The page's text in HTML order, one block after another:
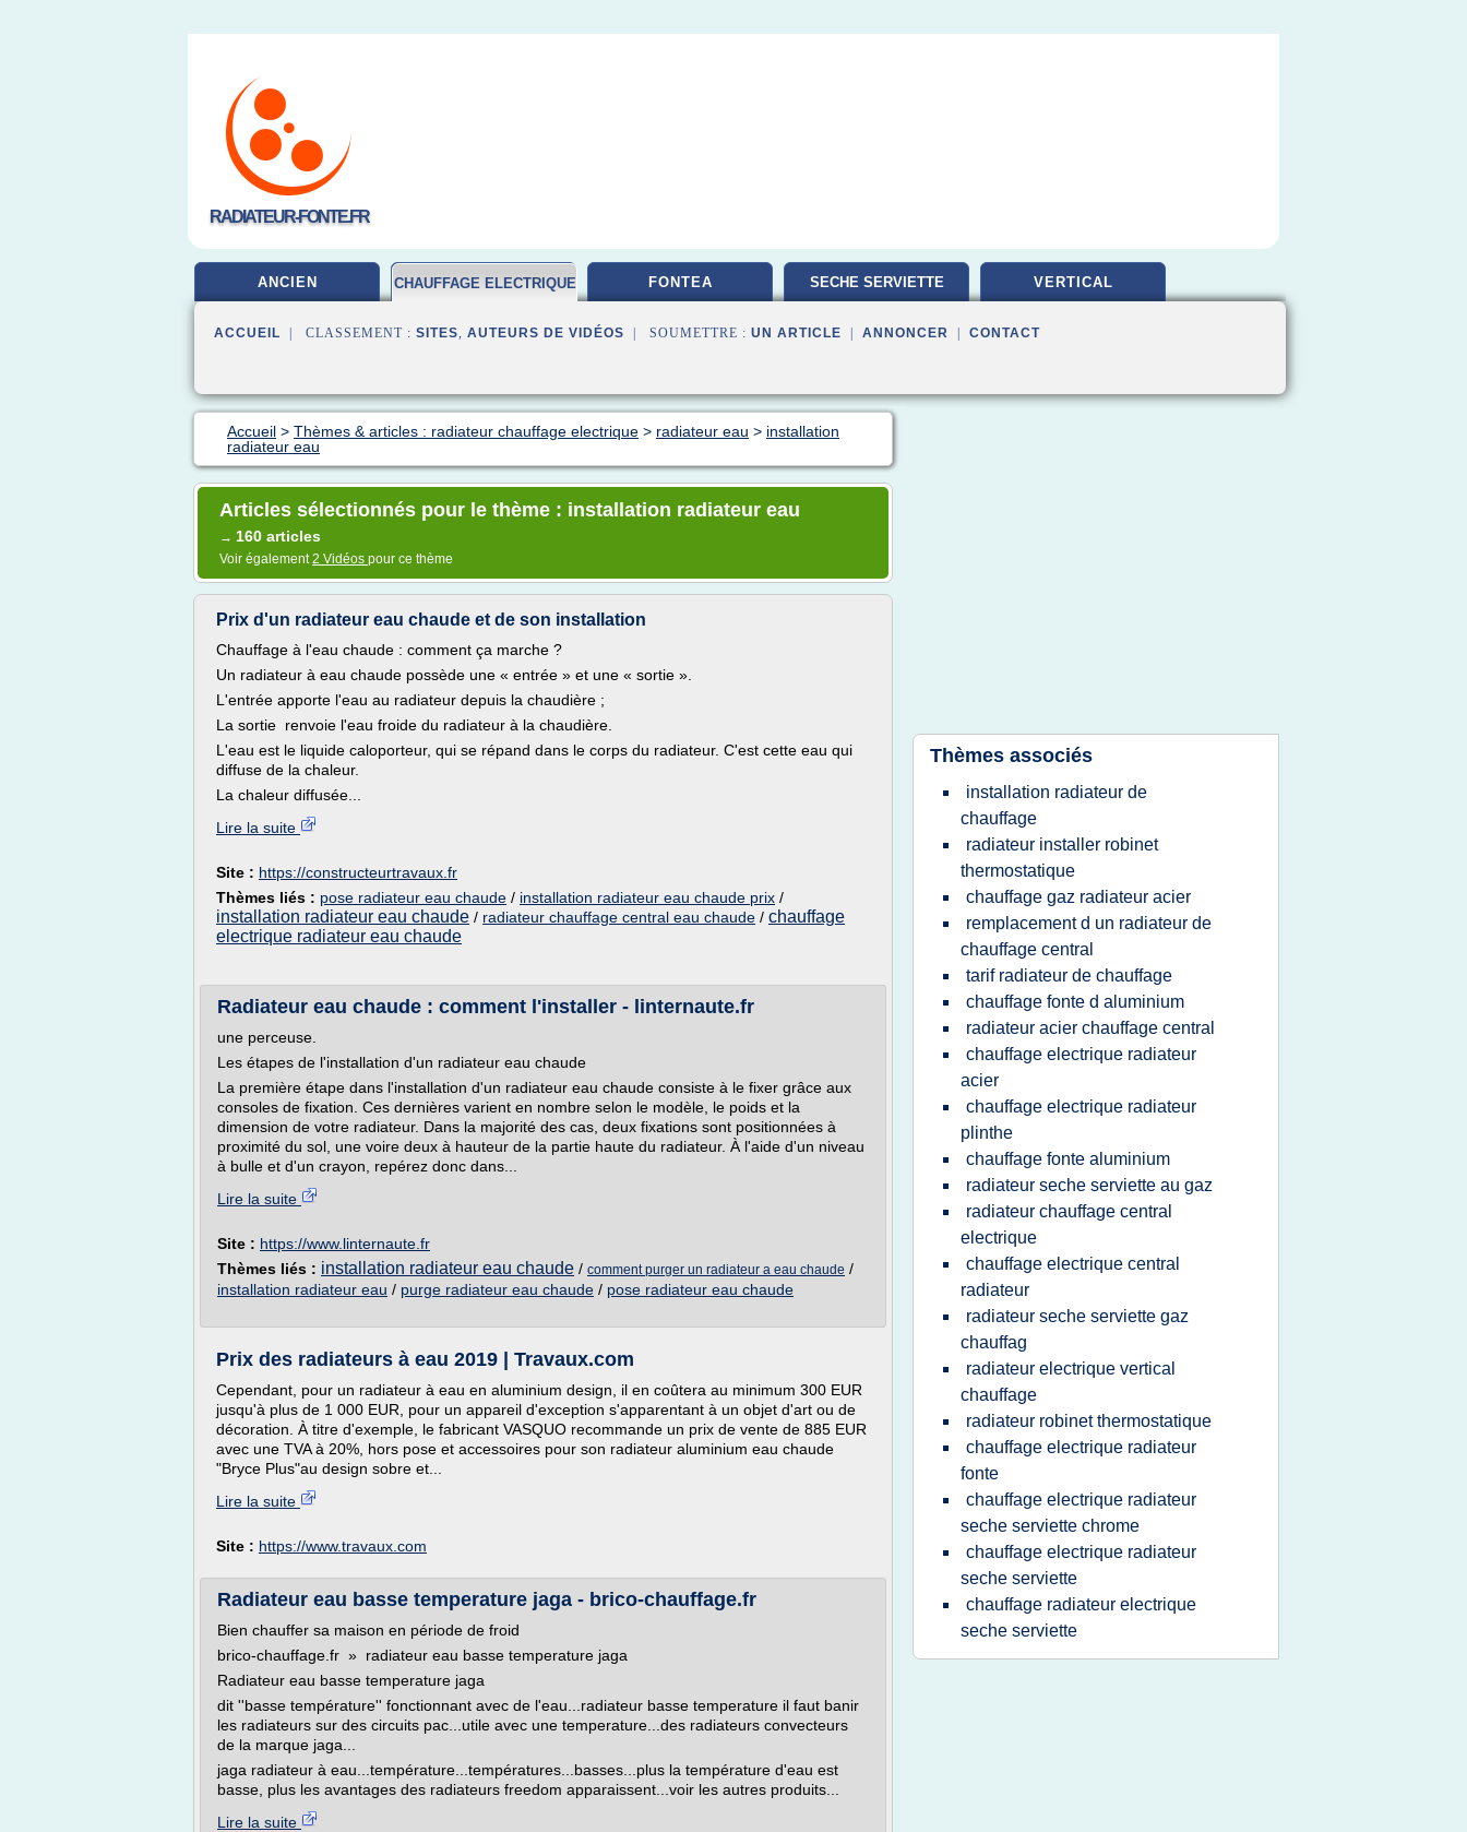
RADIATEUR-FONTE.FR
ANCIEN CHAUFFAGE ELECTRIQUE FONTEA SECHE SERVIETTE VERTICAL
ACCUEIL | CLASSEMENT : SITES, AUTEURS DE VIDÉOS | SOUMETTRE : UN ARTICLE ANNONCER CONTACT
Accueil > Thèmes & articles : radiateur chauffage electrique > radiateur eau > installation
radiateur eau
Articles sélectionnés pour le thème : installation radiateur eau
→ 160 articles
Voir également2 Vidéos pour ce thème
Prix d'un radiateur eau chaude et de son installation
Chauffage à l'eau chaude : comment ça marche ?
Un radiateur à eau chaude possède une « entrée » et une « sortie ».
L'entrée apporte l'eau au radiateur depuis la chaudière ;
La sortie renvoie l'eau froide du radiateur à la chaudière.
L'eau est le liquide caloporteur, qui se répand dans le corps du radiateur. C'est cette eau qui
diffuse de la chaleur.
La chaleur diffusée...
Lire la suite
Site : https://constructeurtravaux.fr
Thèmes liés : pose radiateur eau chaude / installation radiateur eau chaude prix /
installation radiateur eau chaude / radiateur chauffage central eau chaude / chauffage
electrique radiateur eau chaude
Radiateur eau chaude : comment l'installer - linternaute.fr
une perceuse.
Les étapes de l'installation d'un radiateur eau chaude
La première étape dans l'installation d'un radiateur eau chaude consiste à le fixer grâce aux
consoles de fixation. Ces dernières varient en nombre selon le modèle, le poids et la
dimension de votre radiateur. Dans la majorité des cas, deux fixations sont positionnées à
proximité du sol, une voire deux à hauteur de la partie haute du radiateur. À l'aide d'un niveau
à bulle et d'un crayon, repérez donc dans...
Lire la suite
Site : https://www.linternaute.fr
Thèmes liés : installation radiateur eau chaude / comment purger un radiateur a eau chaude /
installation radiateur eau / purge radiateur eau chaude / pose radiateur eau chaude
Prix des radiateurs à eau 2019 | Travaux.com
Cependant, pour un radiateur à eau en aluminium design, il en coûtera au minimum 300 EUR
jusqu'à plus de 1 000 EUR, pour un appareil d'exception s'apparentant à un objet d'art ou de
décoration. À titre d'exemple, le fabricant VASQUO recommande un prix de vente de 885 EUR
avec une TVA à 20%, hors pose et accessoires pour son radiateur aluminium eau chaude
"Bryce Plus"au design sobre et...
Lire la suite
Site : https://www.travaux.com
Radiateur eau basse temperature jaga - brico-chauffage.fr
Bien chauffer sa maison en période de froid
brico-chauffage.fr » radiateur eau basse temperature jaga
Radiateur eau basse temperature jaga
dit ''basse température'' fonctionnant avec de l'eau...radiateur basse temperature il faut banir
les radiateurs sur des circuits pac...utile avec une temperature...des radiateurs convecteurs
de la marque jaga...
jaga radiateur à eau...température...températures...basses...plus la température d'eau est
basse, plus les avantages des radiateurs freedom apparaissent...voir les autres produits...
Lire la suite
Thèmes associés
installation radiateur de
chauffage
radiateur installer robinet
thermostatique
chauffage gaz radiateur acier
remplacement d un radiateur de
chauffage central
tarif radiateur de chauffage
chauffage fonte d aluminium
radiateur acier chauffage central
chauffage electrique radiateur
acier
chauffage electrique radiateur
plinthe
chauffage fonte aluminium
radiateur seche serviette au gaz
radiateur chauffage central
electrique
chauffage electrique central
radiateur
radiateur seche serviette gaz
chauffag
radiateur electrique vertical
chauffage
radiateur robinet thermostatique
chauffage electrique radiateur
fonte
chauffage electrique radiateur
seche serviette chrome
chauffage electrique radiateur
seche serviette
chauffage radiateur electrique
seche serviette